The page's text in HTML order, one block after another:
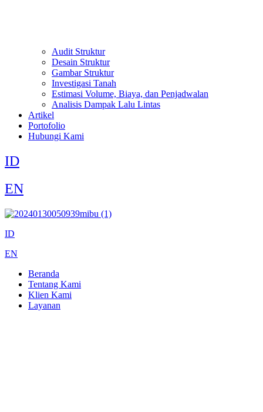
Audit Struktur
Desain Struktur
Gambar Struktur
Investigasi Tanah
Estimasi Volume, Biaya, dan Penjadwalan
Analisis Dampak Lalu Lintas
Artikel
Portofolio
Hubungi Kami
ID
EN
ID
EN
Beranda
Tentang Kami
Klien Kami
Layanan